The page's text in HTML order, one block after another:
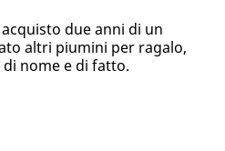
due anni di un
altri piumini per ragalo,
nome e di fatto.